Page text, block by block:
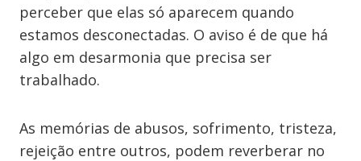
perceber que elas só aparecem quando
estamos desconectadas. O aviso é de que há
algo em desarmonia que precisa ser
trabalhado.
As memórias de abusos, sofrimento, tristeza,
rejeição entre outros, podem reverberar no